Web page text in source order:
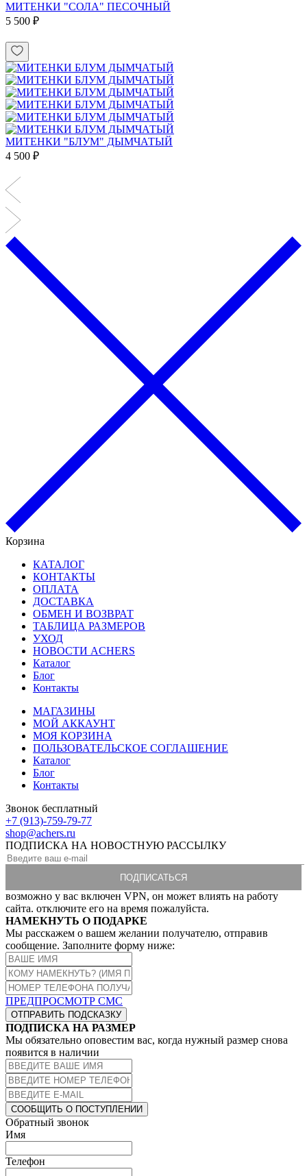
МИТЕНКИ "СОЛА" ПЕСОЧНЫЙ
5 500 ₽
МИТЕНКИ "БЛУМ" ДЫМЧАТЫЙ
4 500 ₽
Корзина
КАТАЛОГ
КОНТАКТЫ
ОПЛАТА
ДОСТАВКА
ОБМЕН И ВОЗВРАТ
ТАБЛИЦА РАЗМЕРОВ
УХОД
НОВОСТИ ACHERS
Каталог
Блог
Контакты
МАГАЗИНЫ
МОЙ АККАУНТ
МОЯ КОРЗИНА
ПОЛЬЗОВАТЕЛЬСКОЕ СОГЛАШЕНИЕ
Каталог
Блог
Контакты
Звонок бесплатный
+7 (913)-759-79-77
shop@achers.ru
ПОДПИСКА НА НОВОСТНУЮ РАССЫЛКУ
возможно у вас включен VPN, он может влиять на работу
сайта. отключите его на время пожалуйста.
НАМЕКНУТЬ О ПОДАРКЕ
Мы расскажем о вашем желании получателю, отправив
сообщение. Заполните форму ниже:
ПРЕДПРОСМОТР СМС
ОТПРАВИТЬ ПОДСКАЗКУ
ПОДПИСКА НА РАЗМЕР
Мы обязательно оповестим вас, когда нужный размер снова
появится в наличии
СООБЩИТЬ О ПОСТУПЛЕНИИ
Обратный звонок
Имя
Телефон